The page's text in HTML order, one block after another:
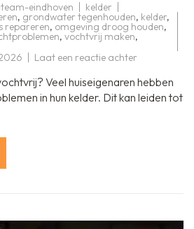
eindhoven kelder
, grondwater tegenhouden, kelder,
repareren, omgeving droog houden,
, vochtvrij maken,
Laat een reactie achter
houd
je
jouw
kelder
Veel huiseigenaren hebben
in hun kelder. Dit kan leiden tot